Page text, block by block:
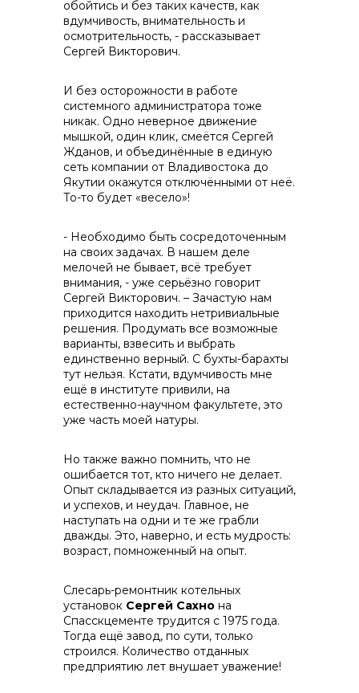
контакты отдела закупок
Контакты
обойтись и без таких качеств, как
вдумчивость, внимательность и
осмотрительность, - рассказывает
Сергей Викторович.
И без осторожности в работе
системного администратора тоже
никак. Одно неверное движение
мышкой, один клик, смеётся Сергей
Жданов, и объединённые в единую
сеть компании от Владивостока до
Якутии окажутся отключёнными от неё.
То-то будет «весело»!
- Необходимо быть сосредоточенным
на своих задачах. В нашем деле
мелочей не бывает, всё требует
внимания, - уже серьёзно говорит
Сергей Викторович. – Зачастую нам
приходится находить нетривиальные
решения. Продумать все возможные
варианты, взвесить и выбрать
единственно верный. С бухты-барахты
тут нельзя. Кстати, вдумчивость мне
ещё в институте привили, на
естественно-научном факультете, это
уже часть моей натуры.
Но также важно помнить, что не
ошибается тот, кто ничего не делает.
Опыт складывается из разных ситуаций,
и успехов, и неудач. Главное, не
наступать на одни и те же грабли
дважды. Это, наверно, и есть мудрость:
возраст, помноженный на опыт.
Слесарь-ремонтник котельных
установок Сергей Сахно на
Спасскцементе трудится с 1975 года.
Тогда ещё завод, по сути, только
строился. Количество отданных
предприятию лет внушает уважение!